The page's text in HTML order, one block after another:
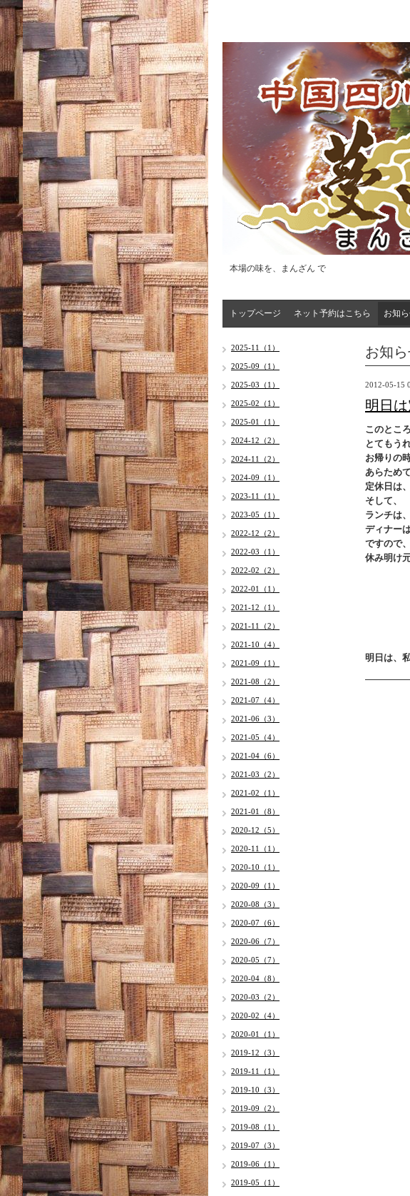
本場の味を、まんざん で
トップページ ネット予約はこちら お知
お知
2012-05-15
明日
このとこ
とてもう
お帰りの
あらため
定休日は
そして、
ランチは
ディナー
ですので
休み明け
明日は、
2025-11（1）
2025-09（1）
2025-03（1）
2025-02（1）
2025-01（1）
2024-12（2）
2024-11（2）
2024-09（1）
2023-11（1）
2023-05（1）
2022-12（2）
2022-03（1）
2022-02（2）
2022-01（1）
2021-12（1）
2021-11（2）
2021-10（4）
2021-09（1）
2021-08（2）
2021-07（4）
2021-06（3）
2021-05（4）
2021-04（6）
2021-03（2）
2021-02（1）
2021-01（8）
2020-12（5）
2020-11（1）
2020-10（1）
2020-09（1）
2020-08（3）
2020-07（6）
2020-06（7）
2020-05（7）
2020-04（8）
2020-03（2）
2020-02（4）
2020-01（1）
2019-12（3）
2019-11（1）
2019-10（3）
2019-09（2）
2019-08（1）
2019-07（3）
2019-06（1）
2019-05（1）